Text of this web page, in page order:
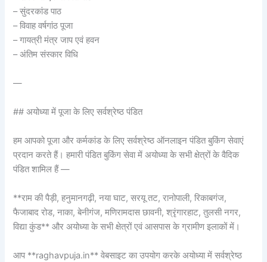
– सुंदरकांड पाठ
– विवाह वर्षगांठ पूजा
– गायत्री मंत्र जाप एवं हवन
– अंतिम संस्कार विधि
—
## अयोध्या में पूजा के लिए सर्वश्रेष्ठ पंडित
हम आपको पूजा और कर्मकांड के लिए सर्वश्रेष्ठ ऑनलाइन पंडित बुकिंग सेवाएं
प्रदान करते हैं। हमारी पंडित बुकिंग सेवा में अयोध्या के सभी क्षेत्रों के वैदिक
पंडित शामिल हैं —
**राम की पैड़ी, हनुमानगढ़ी, नया घाट, सरयू तट, रानोपाली, रिकाबगंज,
फैजाबाद रोड, नाका, बेनीगंज, मणिरामदास छावनी, श्रृंगारहाट, तुलसी नगर,
विद्या कुंड** और अयोध्या के सभी क्षेत्रों एवं आसपास के ग्रामीण इलाकों में।
आप **raghavpuja.in** वेबसाइट का उपयोग करके अयोध्या में सर्वश्रेष्ठ